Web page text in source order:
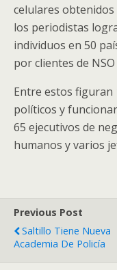
celulares
los periodistas
individuos en 50
por clientes de
Entre estos figuran
políticos y
65 ejecutivos de
humanos y varios
Previous Post
Saltillo Tiene Nueva
Academia De Policía